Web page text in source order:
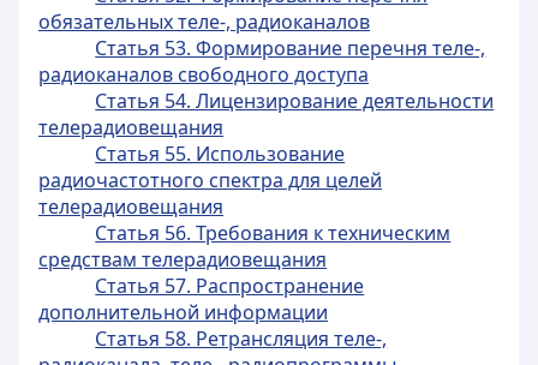
обязательных теле-, радиоканалов
Статья 53. Формирование перечня теле-,
радиоканалов свободного доступа
Статья 54. Лицензирование деятельности
телерадиовещания
Статья 55. Использование
радиочастотного спектра для целей
телерадиовещания
Статья 56. Требования к техническим
средствам телерадиовещания
Статья 57. Распространение
дополнительной информации
Статья 58. Ретрансляция теле-,